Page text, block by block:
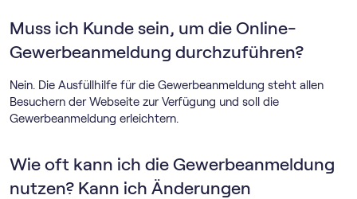
Muss ich Kunde sein, um die Online-
Gewerbeanmeldung durchzuführen?
Nein. Die Ausfüllhilfe für die Gewerbeanmeldung steht allen
Besuchern der Webseite zur Verfügung und soll die
Gewerbeanmeldung erleichtern.
Wie oft kann ich die Gewerbeanmeldung
nutzen? Kann ich Änderungen